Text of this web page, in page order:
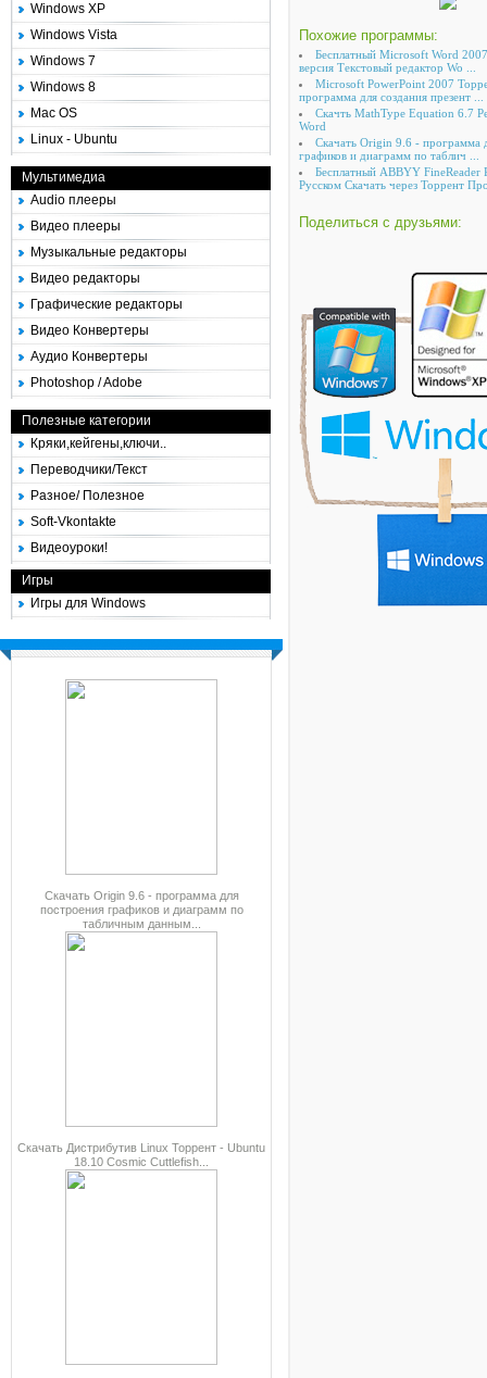
Windows XP
Windows Vista
Windows 7
Windows 8
Mac OS
Linux - Ubuntu
Мультимедиа
Audio плееры
Видео плееры
Музыкальные редакторы
Видео редакторы
Графические редакторы
Видео Конвертеры
Аудио Конвертеры
Photoshop / Adobe
Полезные категории
Кряки,кейгены,ключи..
Переводчики/Текст
Разное/ Полезное
Soft-Vkontakte
Видеоуроки!
Игры
Игры для Windows
Скачать Origin 9.6 - программа для
построения графиков и диаграмм по
табличным данным...
Скачать Дистрибутив Linux Торрент - Ubuntu
18.10 Cosmic Cuttlefish...
Похожие программы:
Бесплатный Microsoft Word
версия Текстовый редактор Wo ...
Microsoft PowerPoint 2007
программа для создания презент ...
Скачть MathType Equation 6.7
Word
Скачать Origin 9.6 - программа
графиков и диаграмм по таблич ...
Бесплатный ABBYY FineReader
Русском Скачать через Торрент
Поделиться с друзьями: